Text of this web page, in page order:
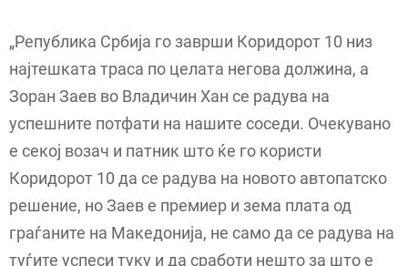
„Република Србија го заврши Коридорот 10 низ
најтешката траса по целата негова должина, а
Зоран Заев во Владичин Хан се радува на
успешните потфати на нашите соседи. Очекувано
е секој возач и патник што ќе го користи
Коридорот 10 да се радува на новото автопатско
решение, но Заев е премиер и зема плата од
граѓаните на Македонија, не само да се радува на
туѓите успеси туку и да сработи нешто за што е